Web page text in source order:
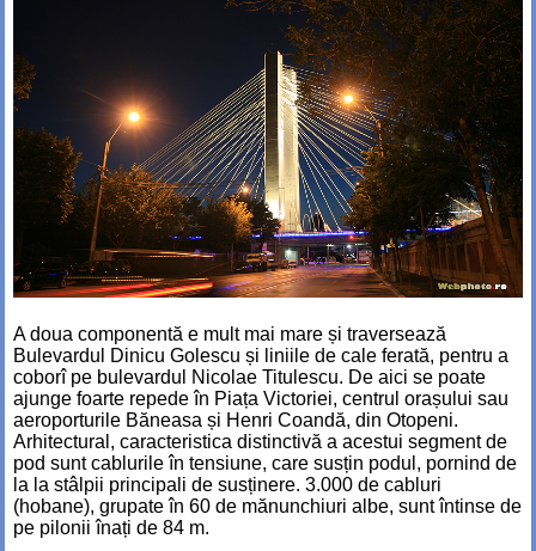
A doua componentă e mult mai mare și traversează
Bulevardul Dinicu Golescu și liniile de cale ferată, pentru a
coborî pe bulevardul Nicolae Titulescu. De aici se poate
ajunge foarte repede în Piața Victoriei, centrul orașului sau
aeroporturile Băneasa și Henri Coandă, din Otopeni.
Arhitectural, caracteristica distinctivă a acestui segment de
pod sunt cablurile în tensiune, care susțin podul, pornind de
la la stâlpii principali de susținere. 3.000 de cabluri
(hobane), grupate în 60 de mănunchiuri albe, sunt întinse de
pe pilonii înați de 84 m.